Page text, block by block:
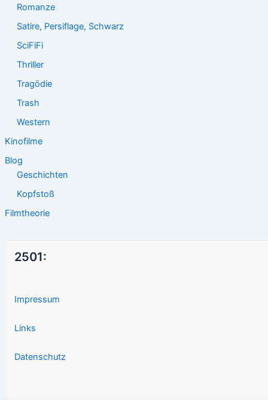
Romanze
Satire, Persiflage, Schwarz
SciFiFi
Thriller
Tragödie
Trash
Western
Kinofilme
Blog
Geschichten
Kopfstoß
Filmtheorie
2501:
Impressum
Links
Datenschutz